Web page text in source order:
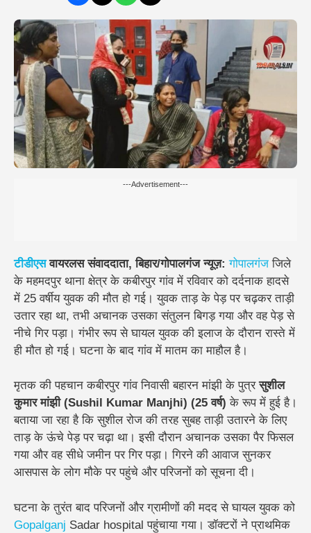
---Advertisement---
टीडीएसवायरलस संवाददाता, बिहार/गोपालगंज न्यूज़: गोपालगंजजिले
के महमदपुर थाना क्षेत्र के कबीरपुर गांव में रविवार को दर्दनाक हादसे
में 25 वर्षीय युवक की मौत हो गई। युवक ताड़ के पेड़ पर चढ़कर ताड़ी
उतार रहा था, तभी अचानक उसका संतुलन बिगड़ गया और वह पेड़ से
नीचे गिर पड़ा। गंभीर रूप से घायल युवक की इलाज के दौरान रास्ते में
ही मौत हो गई। घटना के बाद गांव में मातम का माहौल है।
मृतक की पहचान कबीरपुर गांव निवासी बहारन मांझी के पुत्रसुशील
कुमार मांझी (Sushil Kumar Manjhi) (25 वर्ष) के रूप में हुई है।
बताया जा रहा है कि सुशील रोज की तरह सुबह ताड़ी उतारने के लिए
ताड़ के ऊंचे पेड़ पर चढ़ा था। इसी दौरान अचानक उसका पैर फिसल
गया और वह सीधे जमीन पर गिर पड़ा। गिरने की आवाज सुनकर
आसपास के लोग मौके पर पहुंचे और परिजनों को सूचना दी।
घटना के तुरंत बाद परिजनों और ग्रामीणों की मदद से घायल युवक को
Gopalganj Sadar hospital पहुंचाया गया। डॉक्टरों ने प्राथमिक